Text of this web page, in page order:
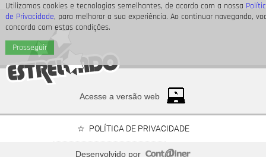
Utilizamos cookies e tecnologias semelhantes, de acordo com a nossa
de Privacidade, para melhorar a sua experiência. Ao continuar navegando,
concorda com estas condições.
Prosseguir
Acesse a versão web
POLÍTICA DE PRIVACIDADE
Desenvolvido por